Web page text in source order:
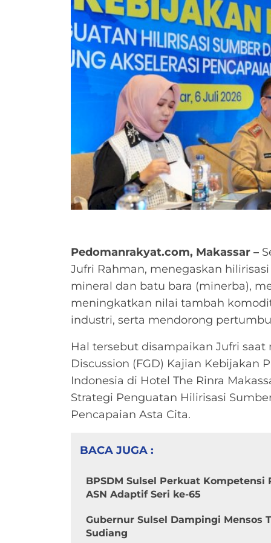
Pedomanrakyat.com, Makassar –
Jufri Rahman, menegaskan
mineral dan batu bara (minerba),
meningkatkan nilai tambah
industri, serta mendorong
Hal tersebut disampaikan Jufri
Discussion (FGD) Kajian Kebijakan
Indonesia di Hotel The Rinra
Strategi Penguatan Hilirisasi
Pencapaian Asta Cita.
BACA JUGA :
BPSDM Sulsel Perkuat
ASN Adaptif Seri ke-65
Gubernur Sulsel Dampingi Mensos
Sudiang